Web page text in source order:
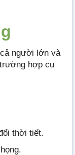
người lớn và
hợp cụ
thời tiết.